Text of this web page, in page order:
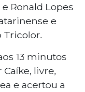
Ronald Lopes
e
Tricolor.
13 minutos
Caíke, livre,
e acertou a